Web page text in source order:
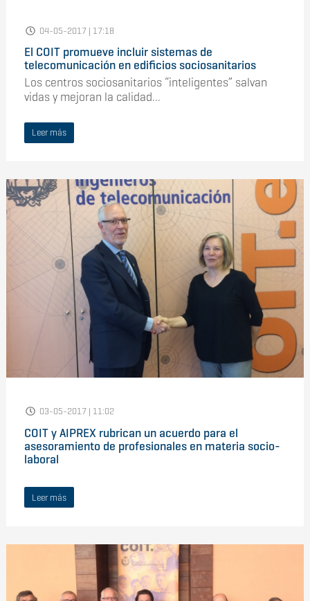
04-05-2017 | 17:18
El COIT promueve incluir sistemas de
telecomunicación en edificios sociosanitarios
Los centros sociosanitarios “inteligentes” salvan
vidas y mejoran la calidad...
Leer más
03-05-2017 | 11:02
COIT y AIPREX rubrican un acuerdo para el
asesoramiento de profesionales en materia socio-
laboral
Leer más